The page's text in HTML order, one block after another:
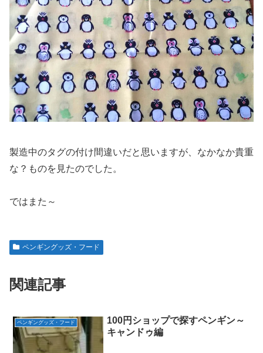
製造中のタグの付け間違いだと思いますが、なかなか貴重
な？ものを見たのでした。
ではまた～
ペンギングッズ・フード
関連記事
ペンギングッズ・フード
100円ショップで探すペンギン～
キャンドゥ編